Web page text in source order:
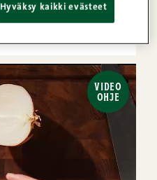
4 5 (39)
VIDEO
OHJE
Hyväksy kaikki evästeet